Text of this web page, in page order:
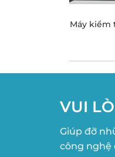
Máy kiểm
VUI
Giúp đỡ
công nghệ